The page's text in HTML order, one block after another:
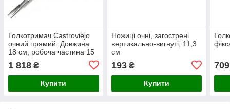
Голкотримач Castroviejo
очний прямий. Довжина
18 см, робоча частина 15
1 818 ₴
Купити
Ножиці очні, загострені
вертикально-вигнуті, 11,3
см
193₴
Купити
709